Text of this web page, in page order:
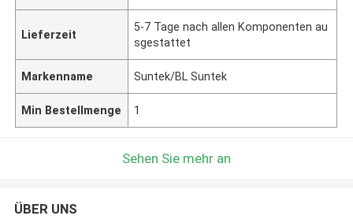
Lieferzeit
5-7 Tage nach allen Komponenten au
sgestattet
Markenname Suntek/BL Suntek
Min Bestellmenge 1
Sehen Sie mehr an
ÜBER UNS